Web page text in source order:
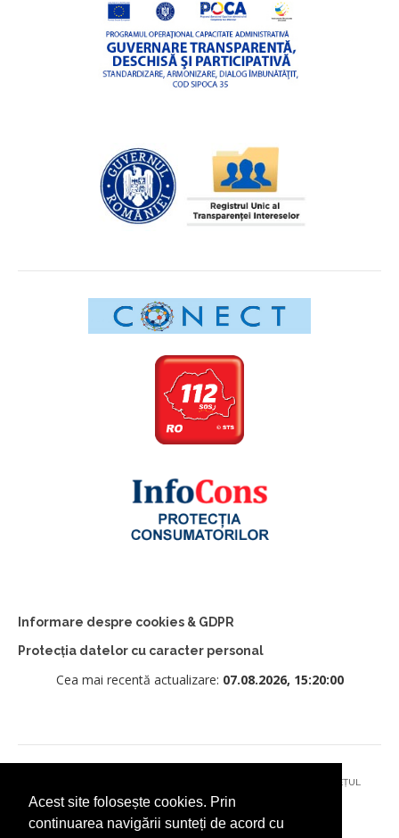
Acest site folosește cookies. Prin
continuarea navigării sunteți de acord cu
Informare despre cookies & GDPR
Protecția datelor cu caracter personal
Cea mai recentă actualizare: 07.08.2026, 15:20:00
© 2026 - PRIMĂRIA MUNICIPIULUI CÂMPULUNG MOLDOVENESC, JUDEȚUL
SUCEAVA